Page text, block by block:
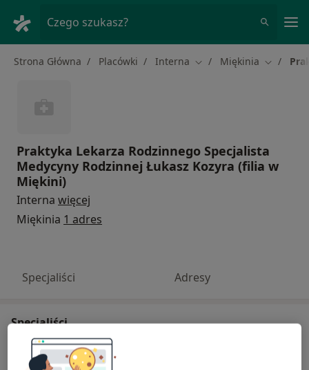
Czego szukasz?
Strona Główna Placówki Interna Zmień miasto
Miękinia Zmień
Praktyka Lekarza Rodzinnego Specjalista
Medycyny Rodzinnej Łukasz Kozyra (filia w
Miękini)
Interna więcej
Miękinia 1 adres
Specjaliści Adresy
Specjaliści
Internista